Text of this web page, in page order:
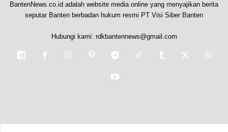
BantenNews.co.id adalah website media online yang menyajikan berita
seputar Banten berbadan hukum resmi PT Visi Siber Banten
Hubungi kami: rdkbantennews@gmail.com